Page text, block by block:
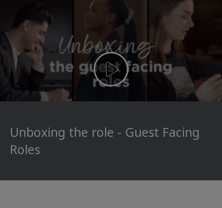
Unboxing the role - Guest Facing
Roles